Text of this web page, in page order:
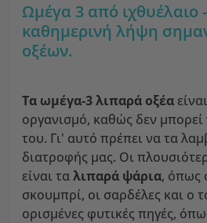
Ωμέγα 3 από ιχθυέλαιο
καθημερινή λήψη
οξέων.
Τα ωμέγα-3 λιπαρά οξέα
οργανισμό, καθώς δεν
του. Γι' αυτό πρέπει να τα
διατροφής μας. Οι
είναι ταλιπαρά ψάρια, όπως
σκουμπρί, οι σαρδέλες και ο
ορισμένες φυτικές πηγές,